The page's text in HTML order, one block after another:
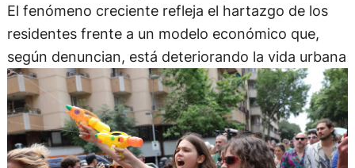
El fenómeno creciente refleja el hartazgo de los
residentes frente a un modelo económico que,
según denuncian, está deteriorando la vida urbana